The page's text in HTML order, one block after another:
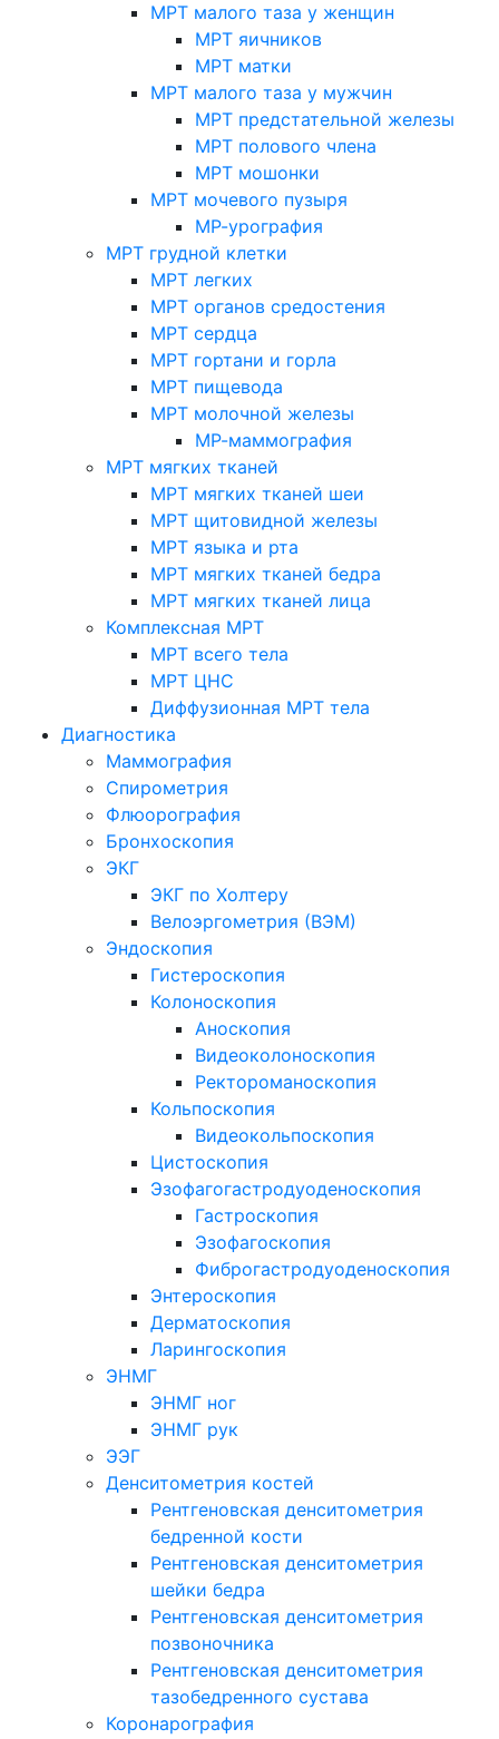
МРТ малого таза у женщин
МРТ яичников
МРТ матки
МРТ малого таза у мужчин
МРТ предстательной железы
МРТ полового члена
МРТ мошонки
МРТ мочевого пузыря
МР-урография
МРТ грудной клетки
МРТ легких
МРТ органов средостения
МРТ сердца
МРТ гортани и горла
МРТ пищевода
МРТ молочной железы
МР-маммография
МРТ мягких тканей
МРТ мягких тканей шеи
МРТ щитовидной железы
МРТ языка и рта
МРТ мягких тканей бедра
МРТ мягких тканей лица
Комплексная МРТ
МРТ всего тела
МРТ ЦНС
Диффузионная МРТ тела
Диагностика
Маммография
Спирометрия
Флюорография
Бронхоскопия
ЭКГ
ЭКГ по Холтеру
Велоэргометрия (ВЭМ)
Эндоскопия
Гистероскопия
Колоноскопия
Аноскопия
Видеоколоноскопия
Ректороманоскопия
Кольпоскопия
Видеокольпоскопия
Цистоскопия
Эзофагогастродуоденоскопия
Гастроскопия
Эзофагоскопия
Фиброгастродуоденоскопия
Энтероскопия
Дерматоскопия
Ларингоскопия
ЭНМГ
ЭНМГ ног
ЭНМГ рук
ЭЭГ
Денситометрия костей
Рентгеновская денситометрия
бедренной кости
Рентгеновская денситометрия
шейки бедра
Рентгеновская денситометрия
позвоночника
Рентгеновская денситометрия
тазобедренного сустава
Коронарография